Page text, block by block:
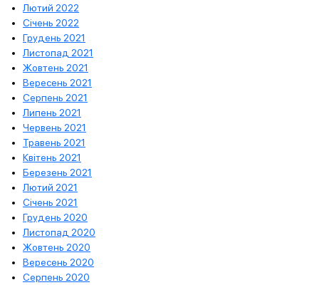
Лютий 2022
Січень 2022
Грудень 2021
Листопад 2021
Жовтень 2021
Вересень 2021
Серпень 2021
Липень 2021
Червень 2021
Травень 2021
Квітень 2021
Березень 2021
Лютий 2021
Січень 2021
Грудень 2020
Листопад 2020
Жовтень 2020
Вересень 2020
Серпень 2020